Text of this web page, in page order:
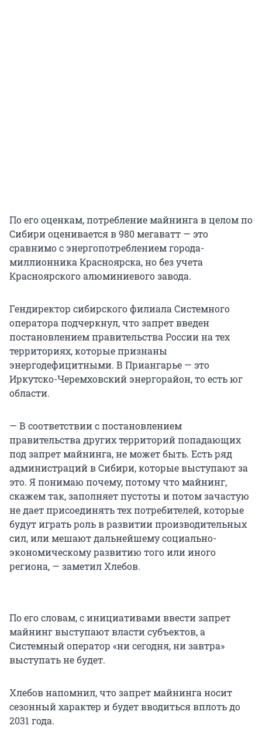
По его оценкам, потребление майнинга в целом по
Сибири оценивается в 980 мегаватт — это
сравнимо с энергопотреблением города-
миллионника Красноярска, но без учета
Красноярского алюминиевого завода.
Гендиректор сибирского филиала Системного
оператора подчеркнул, что запрет введен
постановлением правительства России на тех
территориях, которые признаны
энергодефицитными. В Приангарье — это
Иркутско-Черемховский энергорайон, то есть юг
области.
— В соответствии с постановлением
правительства других территорий попадающих
под запрет майнинга, не может быть. Есть ряд
администраций в Сибири, которые выступают за
это. Я понимаю почему, потому что майнинг,
скажем так, заполняет пустоты и потом зачастую
не дает присоединять тех потребителей, которые
будут играть роль в развитии производительных
сил, или мешают дальнейшему социально-
экономическому развитию того или иного
региона, — заметил Хлебов.
По его словам, с инициативами ввести запрет
майнинг выступают власти субъектов, а
Системный оператор «ни сегодня, ни завтра»
выступать не будет.
Хлебов напомнил, что запрет майнинга носит
сезонный характер и будет вводиться вплоть до
2031 года.